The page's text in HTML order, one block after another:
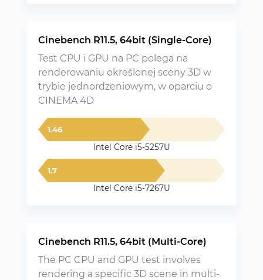
Cinebench R11.5, 64bit (Single-Core)
Test CPU i GPU na PC polega na
renderowaniu określonej sceny 3D w
trybie jednordzeniowym, w oparciu o
CINEMA 4D
1.46
Intel Core i5-5257U
1.7
Intel Core i5-7267U
Cinebench R11.5, 64bit (Multi-Core)
The PC CPU and GPU test involves
rendering a specific 3D scene in multi-